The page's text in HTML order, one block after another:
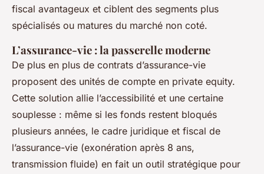
fiscal avantageux et ciblent des segments plus
spécialisés ou matures du marché non coté.
L’assurance-vie : la passerelle moderne
De plus en plus de contrats d’assurance-vie
proposent des unités de compte en private equity.
Cette solution allie l’accessibilité et une certaine
souplesse : même si les fonds restent bloqués
plusieurs années, le cadre juridique et fiscal de
l’assurance-vie (exonération après 8 ans,
transmission fluide) en fait un outil stratégique pour